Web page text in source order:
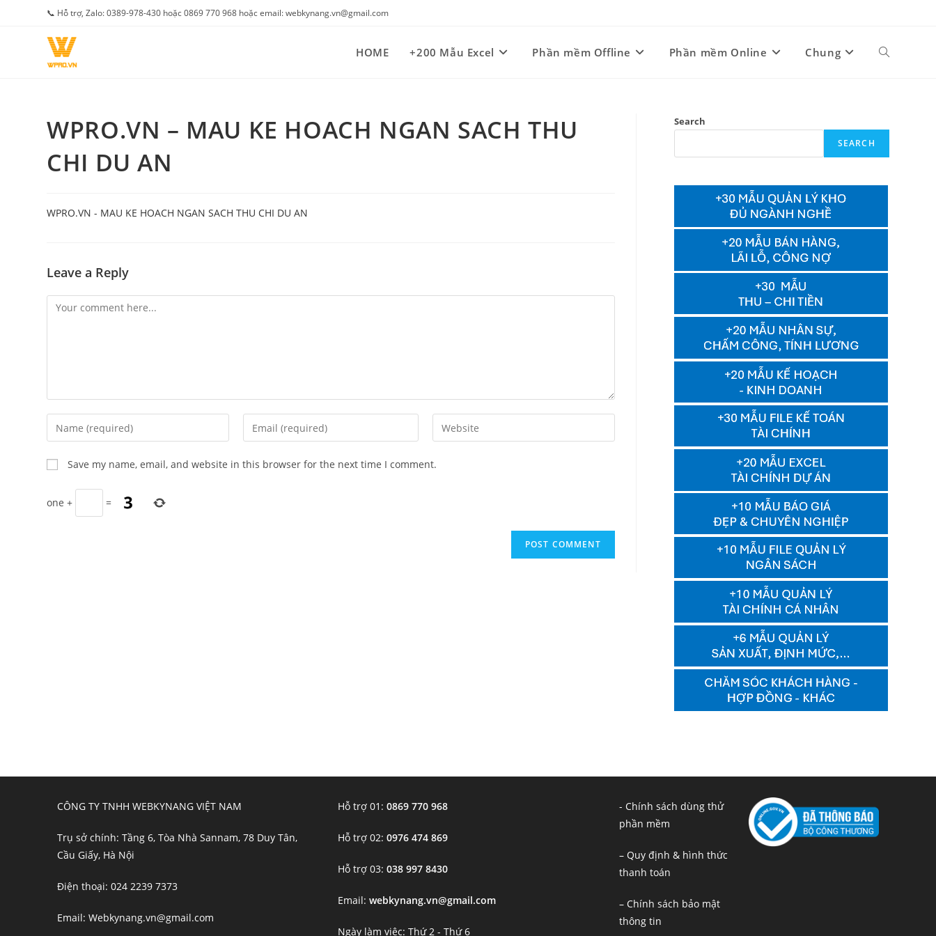
📞 Hỗ trợ, Zalo: 0389-978-430 hoặc 0869 770 968 hoặc email: webkynang.vn@gmail.com
HOME +200 Mẫu Excel Phần mềm Offline Phần mềm Online Chung Toggle
search
WPRO.VN – MAU KE HOACH NGAN SACH THU
CHI DU AN
WPRO.VN - MAU KE HOACH NGAN SACH THU CHI DU AN
Leave a Reply
Comment
Enter
your
name
or
username
to
Enter
your
Enter
your
Save my name, email, and website in this browser for the next time I comment.
one + =
Search
SEARCH
CÔNG TY TNHH WEBKYNANG VIỆT NAM
Trụ sở chính: Tầng 6, Tòa Nhà Sannam, 78 Duy Tân,
Cầu Giấy, Hà Nội
Điện thoại: 024 2239 7373
Email: Webkynang.vn@gmail.com
Hỗ trợ 01:0869 770 968
Hỗ trợ 02:0976 474 869
Hỗ trợ 03:038 997 8430
Email:webkynang.vn@gmail.com
Ngày làm việc: Thứ 2 - Thứ 6
- Chính sách dùng thử
phần mềm
– Quy định & hình thức
thanh toán
– Chính sách bảo mật
thông tin